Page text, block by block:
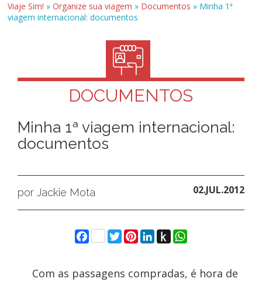
Viaje Sim! »Organize sua viagem » Documentos » Minha 1ª
viagem internacional: documentos
DOCUMENTOS
Minha 1ª viagem internacional:
documentos
por Jackie Mota 02.JUL.2012
Facebook
Twitter
Pinterest
LinkedIn
Push
to
WhatsApp
Com as passagens compradas, é hora de